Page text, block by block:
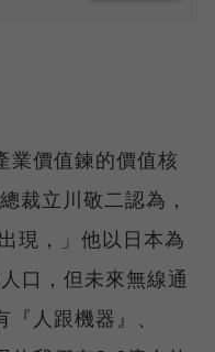
業價值鍊的價值核
裁立川敬二認為，
現，」他以日本為
口，但未來無線通
人跟機器』、